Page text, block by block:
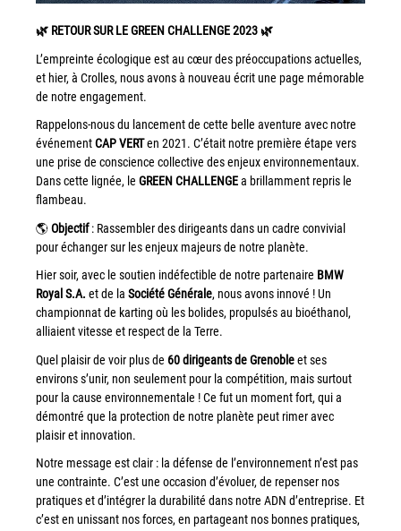
Workplace Solutions
Workflow Central
Simplifiez la gestion RH de votre entreprise avec un logiciel
tout-en-un
Gammes d’équipements et services d’impression
Matériel
Multifonctions
Presses numériques et imprimantes de production
Traceurs grands formats
Imprimante Xerox® PrimeLink® PrimeLink C9200
Gamme d’imprimantes Xerox® AltaLink® C8200 à
capacités d’impression élevées
Xerox® VersaLink® C405 C415 — Multifonction A4
Imprimante multifonctions couleur Xerox® VersaLink®
Capture numérisation de documents
RISC Box
🌿 RETOUR SUR LE GREEN CHALLENGE 2023 🌿
L’empreinte écologique est au cœur des préoccupations actuelles,
et hier, à Crolles, nous avons à nouveau écrit une page mémorable
de notre engagement.
Rappelons-nous du lancement de cette belle aventure avec notre
événementCAP VERTen 2021. C’était notre première étape vers
une prise de conscience collective des enjeux environnementaux.
Dans cette lignée, le GREEN CHALLENGEa brillamment repris le
flambeau.
🌎Objectif: Rassembler des dirigeants dans un cadre convivial
pour échanger sur les enjeux majeurs de notre planète.
Hier soir, avec le soutien indéfectible de notre partenaire BMW
Royal S.A. et de la Société Générale, nous avons innové ! Un
championnat de karting où les bolides, propulsés au bioéthanol,
alliaient vitesse et respect de la Terre.
Quel plaisir de voir plus de 60 dirigeants de Grenobleet ses
environs s’unir, non seulement pour la compétition, mais surtout
pour la cause environnementale ! Ce fut un moment fort, qui a
démontré que la protection de notre planète peut rimer avec
plaisir et innovation.
Notre message est clair : la défense de l’environnement n’est pas
une contrainte. C’est une occasion d’évoluer, de repenser nos
pratiques et d’intégrer la durabilité dans notre ADN d’entreprise. Et
c’est en unissant nos forces, en partageant nos bonnes pratiques,